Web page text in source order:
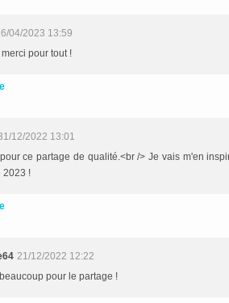
04/2023 13:59
pour tout !
12/2022 13:01
ce partage de qualité.<br /> Je vais m'en
2023 !
21/12/2022 12:22
pour le partage !